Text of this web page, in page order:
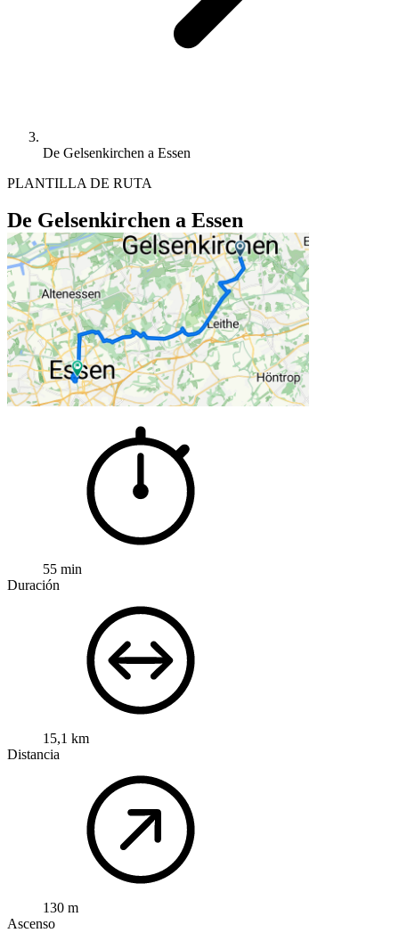
De Gelsenkirchen a Essen
PLANTILLA DE RUTA
De Gelsenkirchen a Essen
55 min
Duración
15,1 km
Distancia
130 m
Ascenso